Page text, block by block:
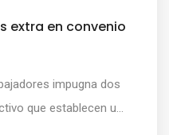
extra en convenio
impugna dos
que establecen u...